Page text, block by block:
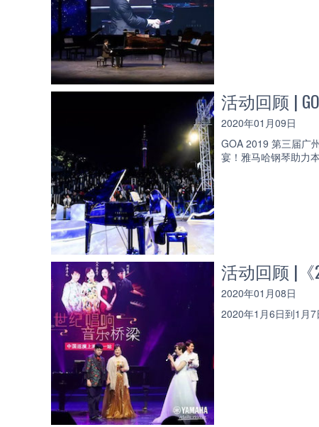
活动回顾 |
2020年01月09日
GOA 2019 第三届广
宴！雅马哈钢琴助力
活动回顾 |
2020年01月08日
2020年1月6日到1月7